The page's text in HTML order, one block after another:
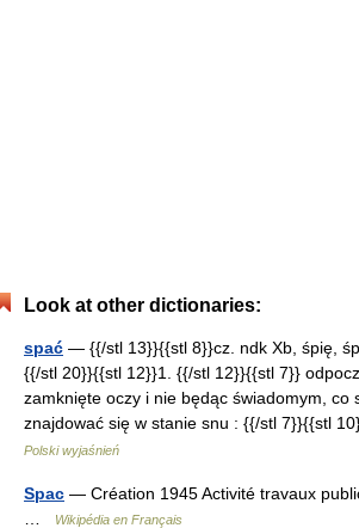
Look at other dictionaries:
spać — {{/stl 13}}{{stl 8}}cz. ndk Xb, śpię,
{{/stl 20}}{{stl 12}}1. {{/stl 12}}{{stl 7}}
zamknięte oczy i nie będąc świadomym, co
znajdować się w stanie snu : {{/stl 7}}{{stl
Polski wyjaśnień
Spac — Création 1945 Activité travaux
Wikipédia en Français